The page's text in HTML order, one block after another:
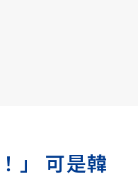
」 可是韓